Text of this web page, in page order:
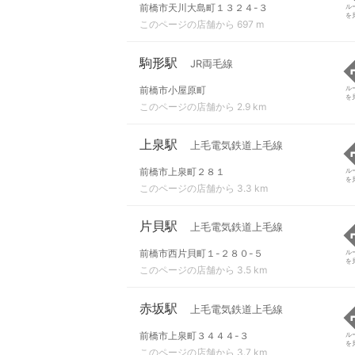
前橋市天川大島町１３２４-３
このページの店舗から 697 m
ル
を
駒形駅 JR両毛線
前橋市小屋原町
このページの店舗から 2.9 km
ル
を
上泉駅 上毛電気鉄道上毛線
前橋市上泉町２８１
このページの店舗から 3.3 km
ル
を
片貝駅 上毛電気鉄道上毛線
前橋市西片貝町１-２８０-５
このページの店舗から 3.5 km
ル
を
赤坂駅 上毛電気鉄道上毛線
前橋市上泉町３４４４-３
このページの店舗から 3.7 km
ル
を